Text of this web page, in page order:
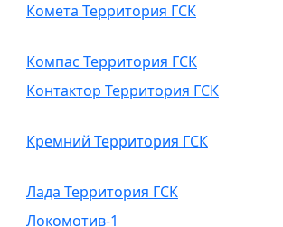
Комета Территория ГСК
Компас Территория ГСК
Контактор Территория ГСК
Кремний Территория ГСК
Лада Территория ГСК
Локомотив-1